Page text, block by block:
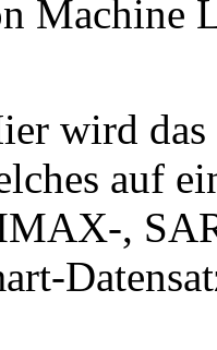
Machine
wird das
auf
,